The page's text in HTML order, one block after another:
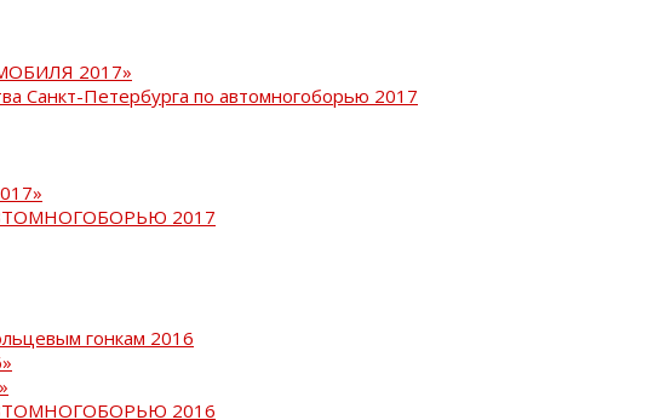
2017»
Санкт-Петербурга по автомногоборью 2017
2017
гонкам 2016
2016